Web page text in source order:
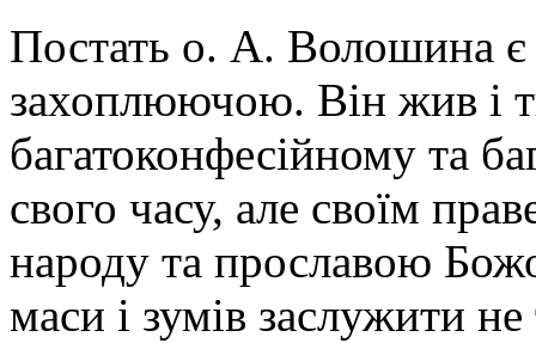
Постать о. А. Волошина є
захоплюючою. Він жив і
багатоконфесійному та
свого часу, але своїм
народу та прославою
маси і зумів заслужити